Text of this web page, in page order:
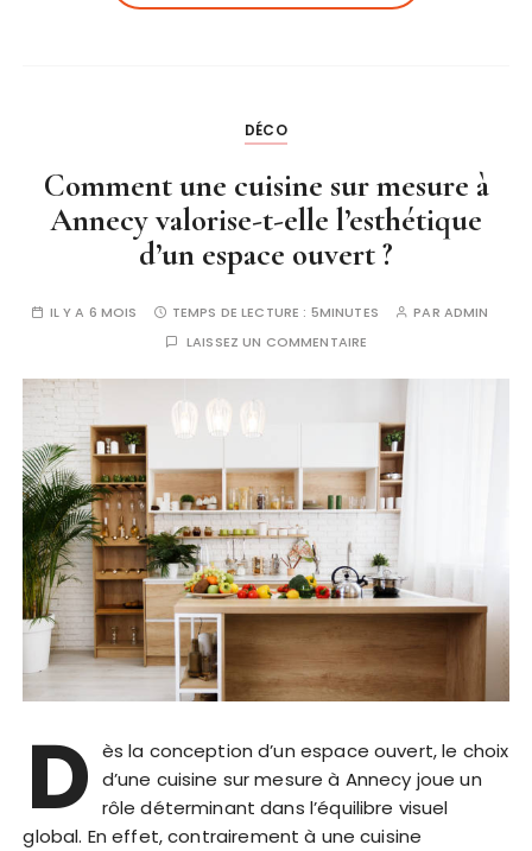
DÉCO
Comment une cuisine sur mesure à
Annecy valorise-t-elle l’esthétique
d’un espace ouvert ?
IL Y A 6 MOIS TEMPS DE LECTURE : 5MINUTES PAR ADMIN
LAISSEZ UN COMMENTAIRE
D ès la conception d’un espace ouvert, le choix
d’une cuisine sur mesure à Annecy joue un
rôle déterminant dans l’équilibre visuel
global. En effet, contrairement à une cuisine